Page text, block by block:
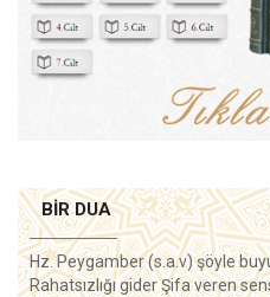
BIR DUA
Hz. Peygamber (s.a.v) şöyle
Rahatsızlığı gider Şifa veren